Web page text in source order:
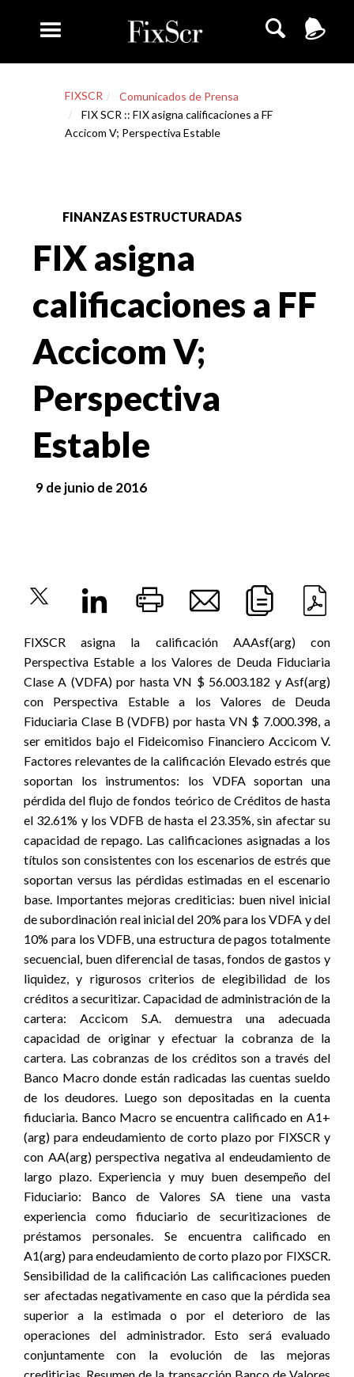
FIXSCR
Comunicados de Prensa
FIX SCR :: FIX asigna calificaciones a FF
Accicom V; Perspectiva Estable
FINANZAS ESTRUCTURADAS
FIX asigna
calificaciones a FF
Accicom V;
Perspectiva
Estable
9 de junio de 2016
FIXSCR asigna la calificación AAAsf(arg) con
Perspectiva Estable a los Valores de Deuda Fiduciaria
Clase A (VDFA) por hasta VN $ 56.003.182 y Asf(arg)
con Perspectiva Estable a los Valores de Deuda
Fiduciaria Clase B (VDFB) por hasta VN $ 7.000.398, a
ser emitidos bajo el Fideicomiso Financiero Accicom V.
Factores relevantes de la calificación Elevado estrés que
soportan los instrumentos: los VDFA soportan una
pérdida del flujo de fondos teórico de Créditos de hasta
el 32.61% y los VDFB de hasta el 23.35%, sin afectar su
capacidad de repago. Las calificaciones asignadas a los
títulos son consistentes con los escenarios de estrés que
soportan versus las pérdidas estimadas en el escenario
base. Importantes mejoras crediticias: buen nivel inicial
de subordinación real inicial del 20% para los VDFA y del
10% para los VDFB, una estructura de pagos totalmente
secuencial, buen diferencial de tasas, fondos de gastos y
liquidez, y rigurosos criterios de elegibilidad de los
créditos a securitizar. Capacidad de administración de la
cartera: Accicom S.A. demuestra una adecuada
capacidad de originar y efectuar la cobranza de la
cartera. Las cobranzas de los créditos son a través del
Banco Macro donde están radicadas las cuentas sueldo
de los deudores. Luego son depositadas en la cuenta
fiduciaria. Banco Macro se encuentra calificado en A1+
(arg) para endeudamiento de corto plazo por FIXSCR y
con AA(arg) perspectiva negativa al endeudamiento de
largo plazo. Experiencia y muy buen desempeño del
Fiduciario: Banco de Valores SA tiene una vasta
experiencia como fiduciario de securitizaciones de
préstamos personales. Se encuentra calificado en
A1(arg) para endeudamiento de corto plazo por FIXSCR.
Sensibilidad de la calificación Las calificaciones pueden
ser afectadas negativamente en caso que la pérdida sea
superior a la estimada o por el deterioro de las
operaciones del administrador. Esto será evaluado
conjuntamente con la evolución de las mejoras